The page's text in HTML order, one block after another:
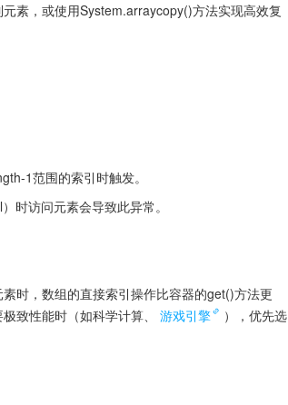
素，或使用System.arraycopy()方法实现高效复
1范围的索引时触发。
时访问元素会导致此异常。
时，数组的直接索引操作比容器的get()方法更
致性能时（如科学计算、
游戏引擎
），优先选